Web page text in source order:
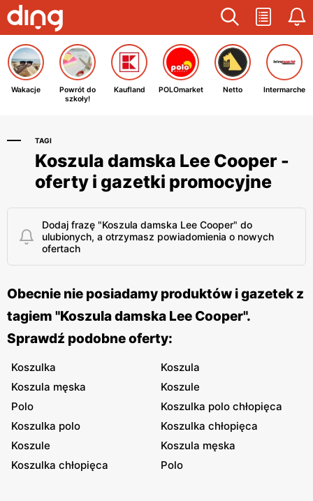
Wakacje
Powrót do
szkoły!
Kaufland POLOmarket Netto Intermarche
TAGI
Koszula damska Lee Cooper -
oferty i gazetki promocyjne
Dodaj frazę "Koszula damska Lee Cooper" do
ulubionych, a otrzymasz powiadomienia o nowych
ofertach
Obecnie nie posiadamy produktów i gazetek z
tagiem "Koszula damska Lee Cooper".
Sprawdź podobne oferty:
Koszulka
Koszula
Koszula męska
Koszule
Polo
Koszulka polo chłopięca
Koszulka polo
Koszulka chłopięca
Koszule
Koszula męska
Koszulka chłopięca
Polo